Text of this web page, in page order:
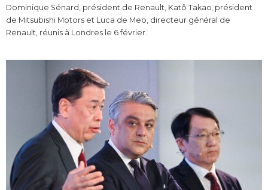
Dominique Sénard, président de Renault, Katô Takao, président
de Mitsubishi Motors et Luca de Meo, directeur général de
Renault, réunis à Londres le 6 février.